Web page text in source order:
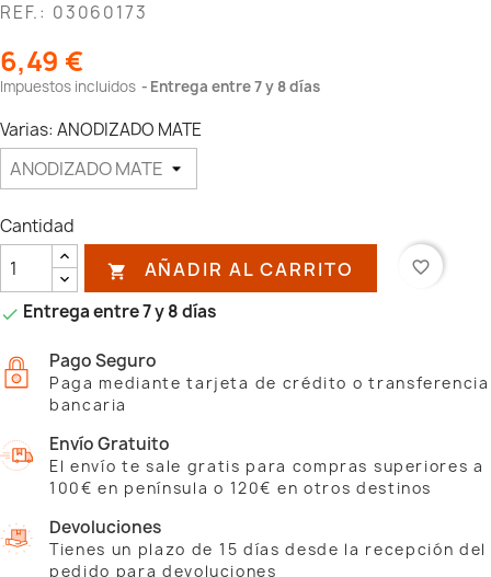
REF.: 03060173
6,49 €
Impuestos incluidos Entrega entre 7 y 8 días
Varias: ANODIZADO MATE
Cantidad
 AÑADIR AL CARRITO favorite_border
 Entrega entre 7 y 8 días
Pago Seguro
Paga mediante tarjeta de crédito o transferencia
bancaria
Envío Gratuito
El envío te sale gratis para compras superiores a
100€ en península o 120€ en otros destinos
Devoluciones
Tienes un plazo de 15 días desde la recepción del
pedido para devoluciones